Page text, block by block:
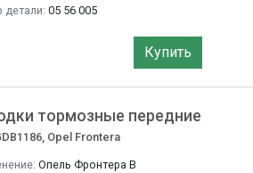
детали: 05 56 005
Купить
тормозные передние
Opel Frontera
Опель Фронтера B